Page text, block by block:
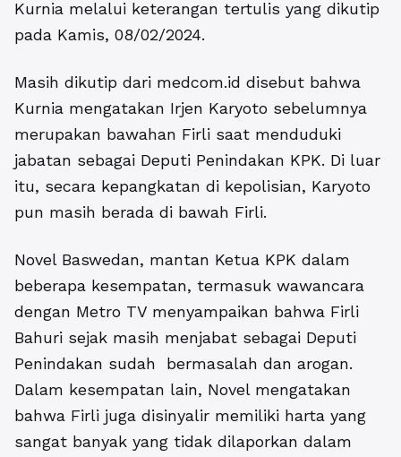
Kurnia melalui keterangan tertulis yang dikutip
pada Kamis, 08/02/2024.
Masih dikutip dari medcom.id disebut bahwa
Kurnia mengatakan Irjen Karyoto sebelumnya
merupakan bawahan Firli saat menduduki
jabatan sebagai Deputi Penindakan KPK. Di luar
itu, secara kepangkatan di kepolisian, Karyoto
pun masih berada di bawah Firli.
Novel Baswedan, mantan Ketua KPK dalam
beberapa kesempatan, termasuk wawancara
dengan Metro TV menyampaikan bahwa Firli
Bahuri sejak masih menjabat sebagai Deputi
Penindakan sudah bermasalah dan arogan.
Dalam kesempatan lain, Novel mengatakan
bahwa Firli juga disinyalir memiliki harta yang
sangat banyak yang tidak dilaporkan dalam